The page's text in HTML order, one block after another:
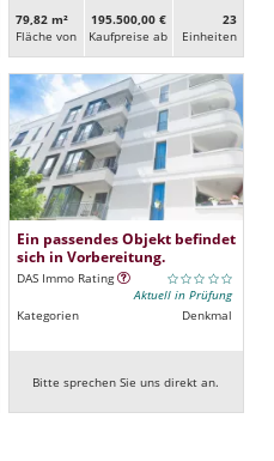
79,82 m²
Fläche von
195.500,00 €
Kaufpreise ab
23
Ein­heiten
Ein passendes Objekt befindet
sich in Vorbereitung.
DAS Immo Rating
Aktuell in Prüfung
Kategorien
Denkmal
Bitte sprechen Sie uns direkt an.